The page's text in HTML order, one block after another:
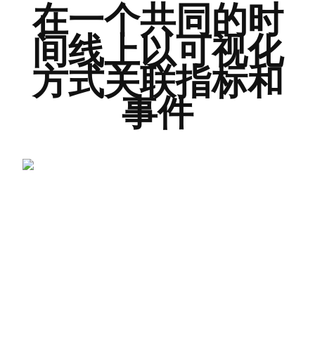
在一个共同的时
间线上以可视化
方式关联指标和
事件